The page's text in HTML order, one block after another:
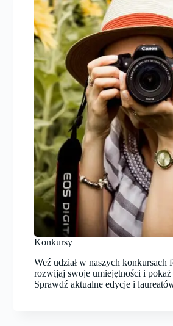
Konkursy
Weź udział w naszych konkursach
rozwijaj swoje umiejętności i
Sprawdź aktualne edycje i